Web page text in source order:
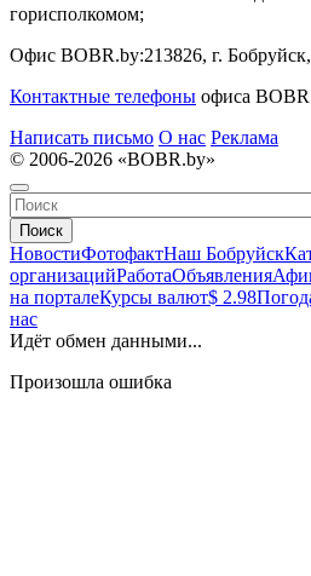
горисполкомом;
Офис BOBR.by:213826, г.
Контактные телефоны офиса
Написать письмо О нас Реклама
© 2006-2026 «BOBR.by»
Поиск
НовостиФотофактНаш Бобруйск
организацийРаботаОбъявления
на порталеКурсы валют$ 2.98
нас
Идёт обмен данными...
Произошла ошибка